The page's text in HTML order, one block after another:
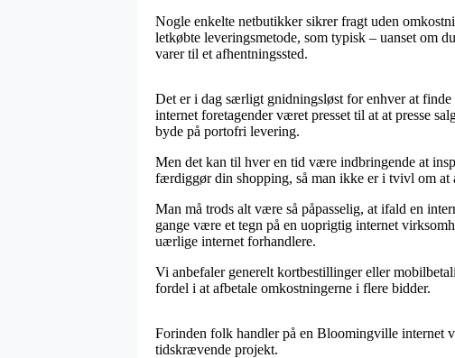
Nogle enkelte netbutikker sikrer fragt uden
letkøbte leveringsmetode, som typisk – uanset om
varer til et afhentningssted.
Det er i dag særligt gnidningsløst for enhver at
internet foretagender været presset til at at presse
byde på portofri levering.
Men det kan til hver en tid være indbringende at
færdiggør din shopping, så man ikke er i tvivl om at
Man må trods alt være så påpasselig, at ifald en
gange være et tegn på en uoprigtig internet
uærlige internet forhandlere.
Vi anbefaler generelt kortbestillinger eller
fordel i at afbetale omkostningerne i flere bidder.
Forinden folk handler på en Bloomingville internet
tidskrævende projekt.